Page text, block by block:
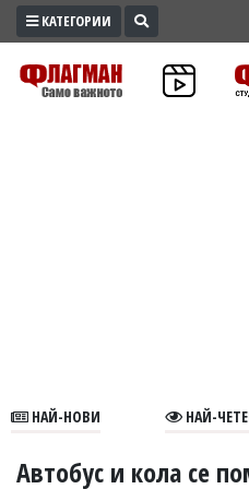
ПРОМО
ЗОНА
КАТЕГОРИИ
НАЙ-НОВИ НАЙ-
Автобус и кола се